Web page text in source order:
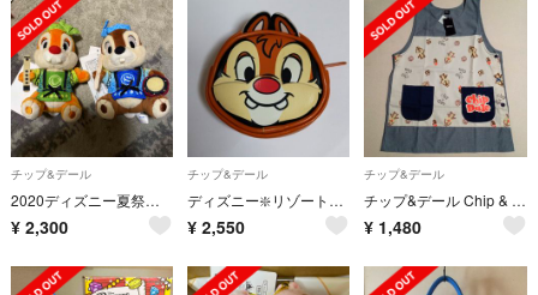
チップ&デール
2020ディズニー夏祭り⭐️チップとデールぬいぐるみバッジ
¥ 2,300
チップ&デール
ディズニー❇️リゾート❇️ランド❇️シー❇️デールのポーチ 顔型 笑顔 新品
¥ 2,550
チップ&デール
チップ&デール Chip & Dale エプロン
¥ 1,480